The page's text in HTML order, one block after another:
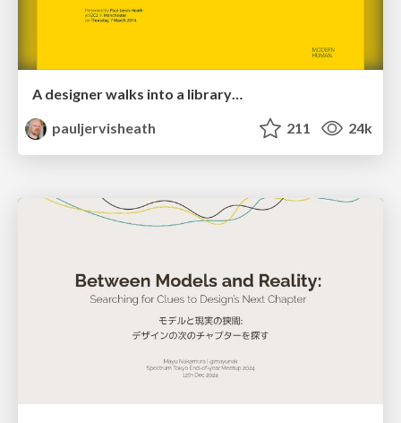
A designer walks into a library…
pauljervisheath
211 24k